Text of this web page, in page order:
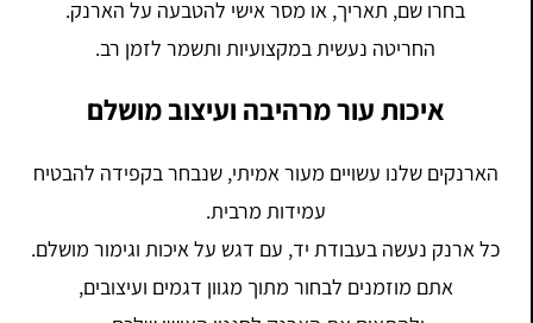
בחרו שם, תאריך, או מסר אישי להטבעה על הארנק.
החריטה נעשית במקצועיות ותשמר לזמן רב.
איכות עור מרהיבה ועיצוב מושלם
הארנקים שלנו עשויים מעור אמיתי, שנבחר בקפידה להבטיח
עמידות מרבית.
כל ארנק נעשה בעבודת יד, עם דגש על איכות וגימור מושלם.
אתם מוזמנים לבחור מתוך מגוון דגמים ועיצובים,